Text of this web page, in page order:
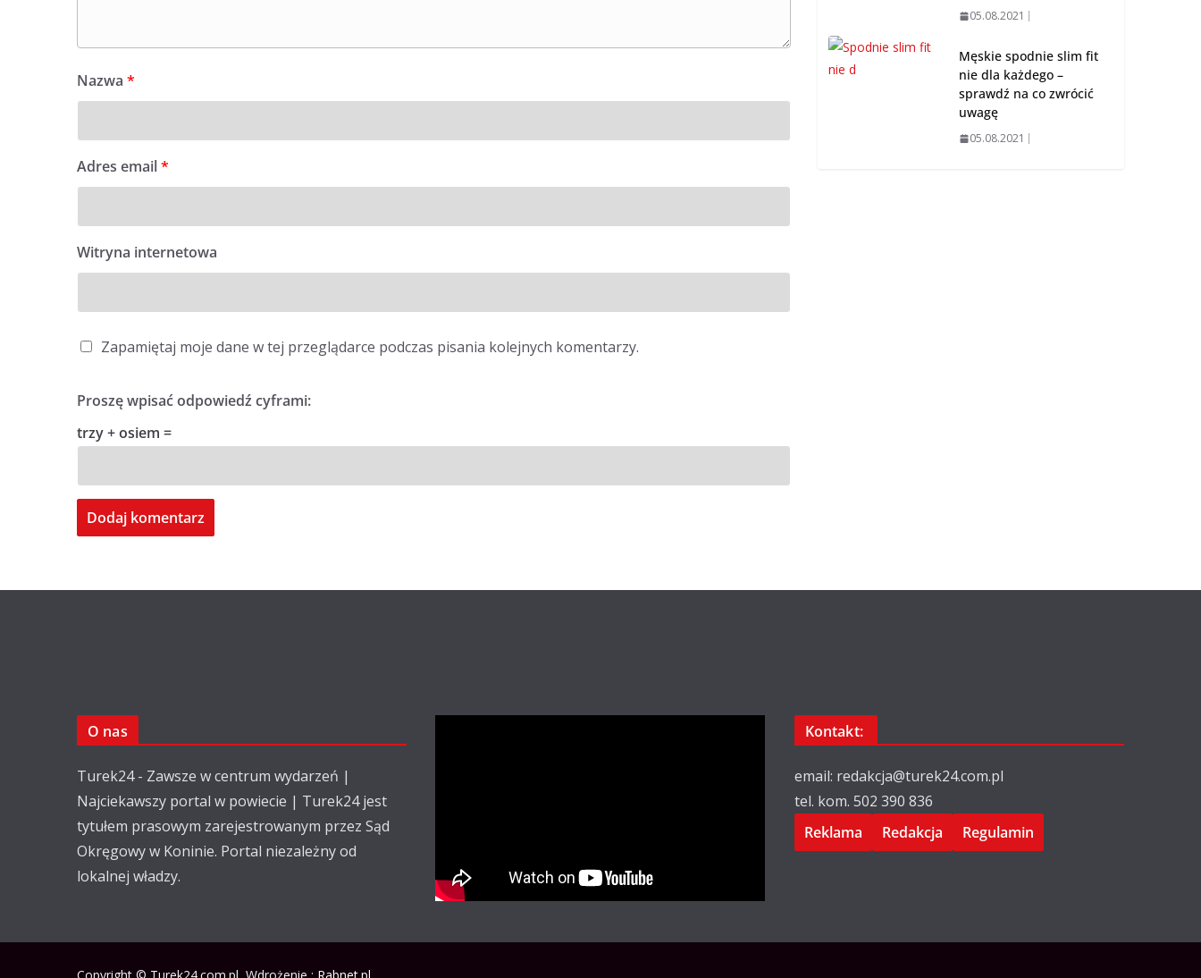
Nazwa *
Adres email*
Witryna internetowa
Zapamiętaj moje dane w tej przeglądarce podczas pisania kolejnych komentarzy.
Proszę wpisać odpowiedź cyframi:
trzy + osiem =
05.08.2021
Męskie spodnie slim fit
nie dla każdego –
sprawdź na co zwrócić
uwagę
05.08.2021
O nas
Turek24 - Zawsze w centrum wydarzeń |
Najciekawszy portal w powiecie | Turek24 jest
tytułem prasowym zarejestrowanym przez Sąd
Okręgowy w Koninie. Portal niezależny od
lokalnej władzy.
Kontakt:
email: redakcja@turek24.com.pl
tel. kom. 502 390 836
Reklama
Redakcja Regulamin